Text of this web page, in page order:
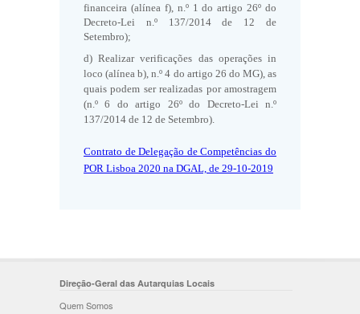
financeira (alínea f), n.º 1 do artigo 26º do
Decreto-Lei n.º 137/2014 de 12 de
Setembro);
d) Realizar verificações das operações in
loco (alínea b), n.º 4 do artigo 26 do MG), as
quais podem ser realizadas por amostragem
(n.º 6 do artigo 26º do Decreto-Lei n.º
137/2014 de 12 de Setembro).
Contrato de Delegação de Competências do
POR Lisboa 2020 na DGAL, de 29-10-2019
Direção-Geral das Autarquias Locais
Quem Somos